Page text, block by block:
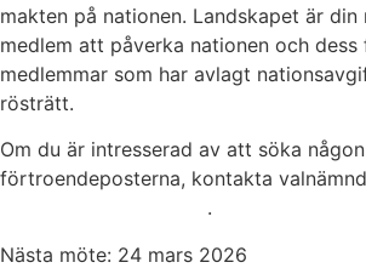
makten på nationen. Landskapet är din
medlem att påverka nationen och dess
medlemmar som har avlagt
rösträtt.
Om du är intresserad av att söka
förtroendeposterna, kontakta
.
Nästa möte: 24 mars 2026